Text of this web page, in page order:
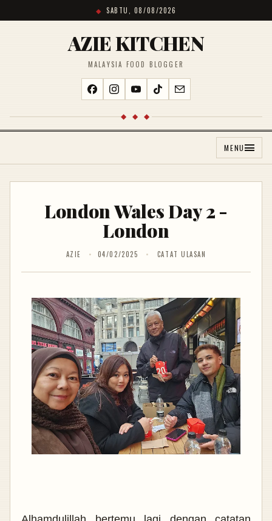
SABTU, 08/08/2026
AZIE KITCHEN
MALAYSIA FOOD BLOGGER
◆ ◆ ◆
MENU
London Wales Day 2 -
London
AZIE 04/02/2025 CATAT ULASAN